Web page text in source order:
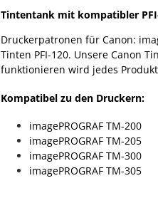
Tintentank mit kompatibler
Druckerpatronen für Canon:
Tinten PFI-120. Unsere Canon
funktionieren wird jedes
Kompatibel zu den Druckern:
imagePROGRAF TM-200
imagePROGRAF TM-205
imagePROGRAF TM-300
imagePROGRAF TM-305